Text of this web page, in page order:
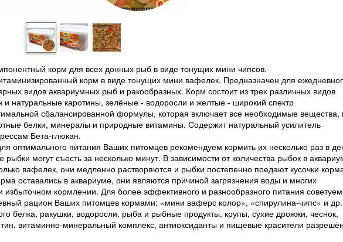
корм для всех донных рыб в виде тонущих мини чипсов.
корм в виде тонущих мини вафелек. Предназначен для
видов аквариумных рыб и ракообразных. Корм состоит из трех различных видов
и натуральные каротины, зелёные - водоросли и желтые - широкий спектр
сбалансированной формулы, которая включает все необходимые вещества,
белки, минералы и природные витамины. Содержит натуральный усилитель
Бета-глюкан.
оптимального питания Ваших питомцев рекомендуем кормить их несколько раз в
могут съесть за несколько минут. В зависимости от количества рыбок в
вафелек, они медленно растворяются и рыбки постепенно поедают кусочки
оставались в аквариуме, они являются причиной загрязнения воды и многих
кормлении. Для более эффективного и разнообразного питания советуем
рацион Ваших питомцев кормами: «мини ваферс колор», «спирулина-чипс» и др.
белка, ракушки, водоросли, рыба и рыбные продукты, крупы, сухие дрожжи, чеснок,
витаминно-минеральный комплекс, антиоксиданты и пищевые красители